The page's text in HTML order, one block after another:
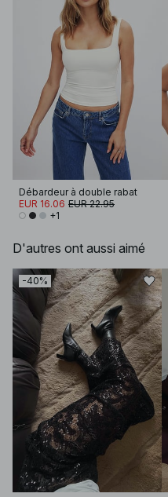
Débardeur à double rabat
EUR 16.06 EUR 22.95
+1
D'autres ont aussi aimé
-40%